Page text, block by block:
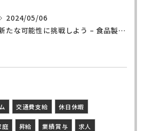
2024/05/06
新たな可能性に挑戦しよう – 食品製造の世界へ
交通費支給 休日休暇
庭 昇給 業績賞与 求人